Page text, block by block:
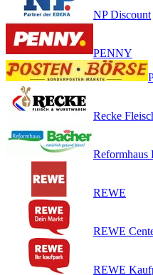
NP Discount
PENNY
Recke
Reformhaus
REWE
REWE
REWE